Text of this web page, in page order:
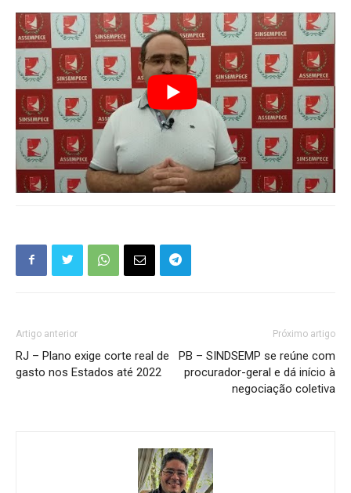
Artigo anterior
RJ – Plano exige corte real de
gasto nos Estados até 2022
Próximo artigo
PB – SINDSEMP se reúne com
procurador-geral e dá início à
negociação coletiva